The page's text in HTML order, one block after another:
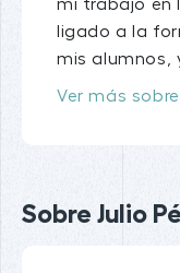
mi trabajo en
ligado a la
mis alumnos,
Ver más
Sobre Julio